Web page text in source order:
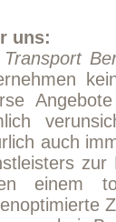
keine
Angebote im
auch immer
zur
einem tollen
bei Bedarf
berät
Ihnen ein auf
Berlin